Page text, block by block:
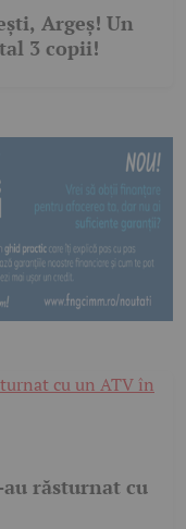
Argeș! Un
3 copii!
răsturnat cu